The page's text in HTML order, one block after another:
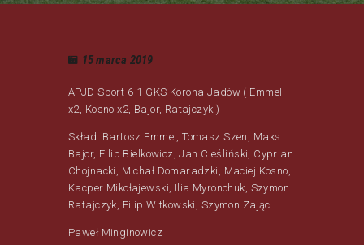
15 marca 2019
APJD Sport 6-1 GKS Korona Jadów ( Emmel
x2, Kosno x2, Bajor, Ratajczyk )
Skład: Bartosz Emmel, Tomasz Szen, Maks
Bajor, Filip Bielkowicz, Jan Cieśliński, Cyprian
Chojnacki, Michał Domaradzki, Maciej Kosno,
Kacper Mikołajewski, Ilia Myronchuk, Szymon
Ratajczyk, Filip Witkowski, Szymon Zając
Paweł Minginowicz